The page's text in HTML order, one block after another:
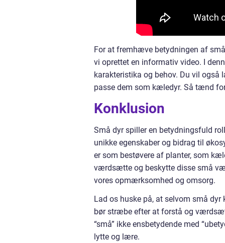
For at fremhæve betydningen af
vi oprettet en informativ video. I
karakteristika og behov. Du vil
passe dem som kæledyr. Så tænd
Konklusion
Små dyr spiller en betydningsfuld
unikke egenskaber og bidrag til
er som bestøvere af planter, som
værdsætte og beskytte disse små
vores opmærksomhed og omsorg.
Lad os huske på, at selvom små
bør stræbe efter at forstå og
“små” ikke ensbetydende med
lytte og lære.